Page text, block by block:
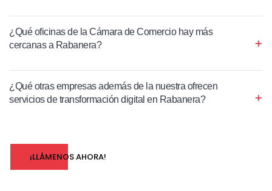
¿Qué oficinas de la Cámara de Comercio hay más
cercanas a Rabanera?
¿Qué otras empresas además de la nuestra ofrecen
servicios de transformación digital en Rabanera?
¡LLÁMENOS AHORA!